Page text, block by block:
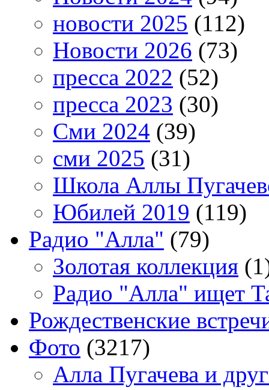
новости 2025 (112)
Новости 2026 (73)
пресса 2022 (52)
пресса 2023 (30)
Сми 2024 (39)
сми 2025 (31)
Школа Аллы
Юбилей 2019 (119)
Радио "Алла" (79)
Золотая коллекция
Радио "Алла" ищет
Рождественские
Фото (3217)
Алла Пугачева и